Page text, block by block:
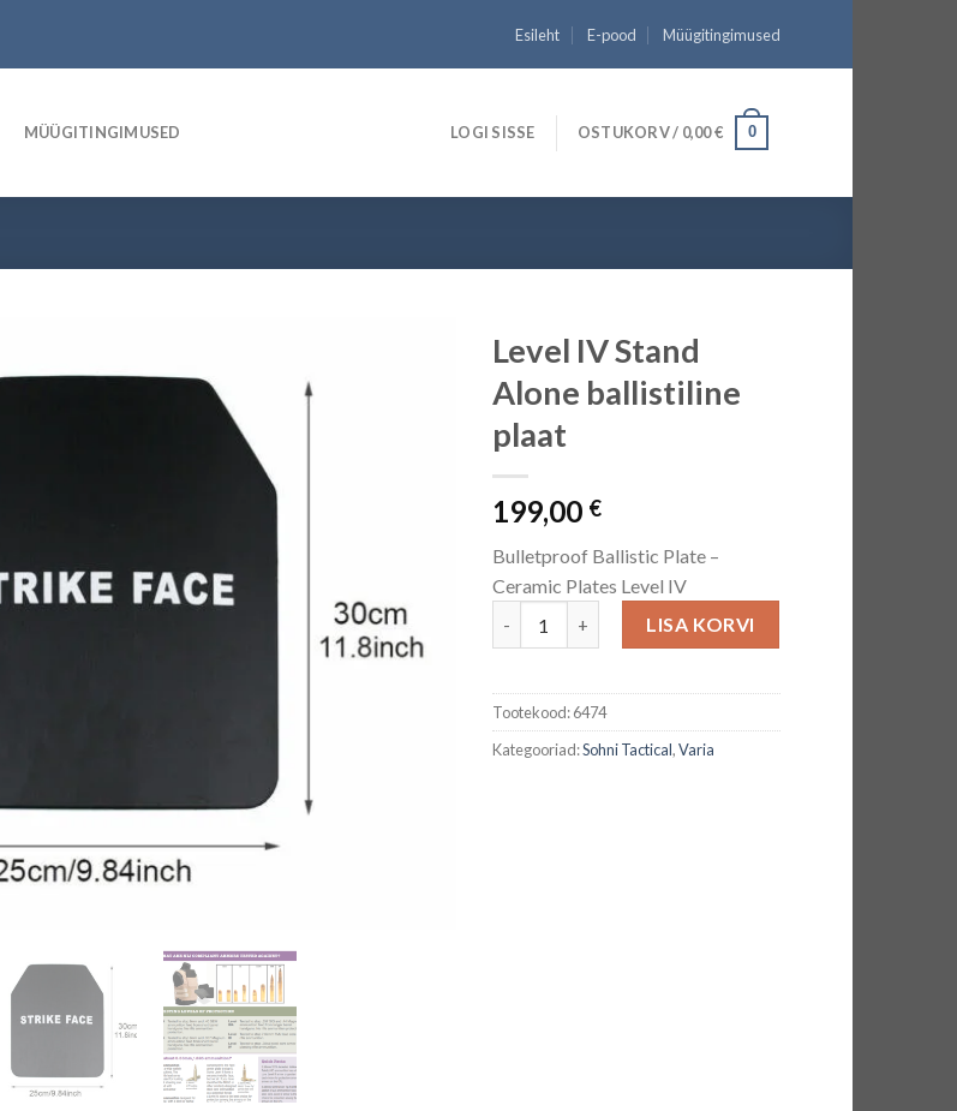
Esileht E-pood Müügitingimused
MÜÜGITINGIMUSED LOGI SISSE OSTUKORV / 0,00€ 0
Level IV Stand
Alone ballistiline
plaat
199,00 €
Bulletproof Ballistic Plate –
Ceramic Plates Level IV
LISA KORVI
Tootekood:6474
Kategooriad:Sohni Tactical,Varia